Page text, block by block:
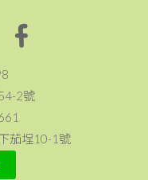
2號
茄埕10-1號